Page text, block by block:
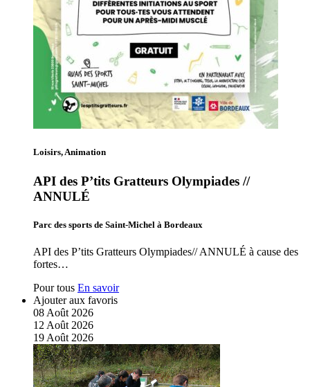
Loisirs, Animation
API des P’tits Gratteurs Olympiades //
ANNULÉ
Parc des sports de Saint-Michel à Bordeaux
API des P’tits Gratteurs Olympiades// ANNULÉ à cause des
fortes…
Pour tous En savoir
Ajouter aux favoris
08 Août 2026
12 Août 2026
19 Août 2026